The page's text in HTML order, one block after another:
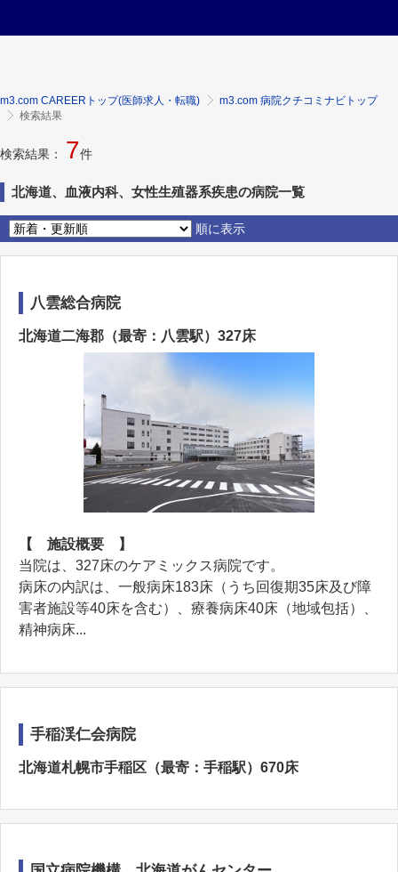
m3.com CAREERトップ(医師求人・転職)
m3.com 病院クチコミナビトップ
検索結果
検索結果： 7件
北海道、血液内科、女性生殖器系疾患の病院一覧
順に表示
八雲総合病院
北海道二海郡（最寄：八雲駅）327床
【 施設概要 】
当院は、327床のケアミックス病院です。
病床の内訳は、一般病床183床（うち回復期35床及び障
害者施設等40床を含む）、療養病床40床（地域包括）、
精神病床...
手稲渓仁会病院
北海道札幌市手稲区（最寄：手稲駅）670床